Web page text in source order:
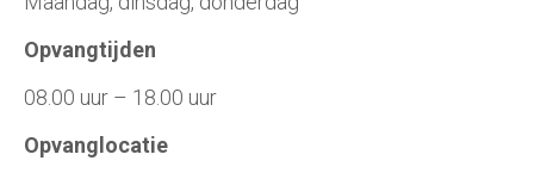
Opvangtijden
08.00 uur – 18.00 uur
Opvanglocatie